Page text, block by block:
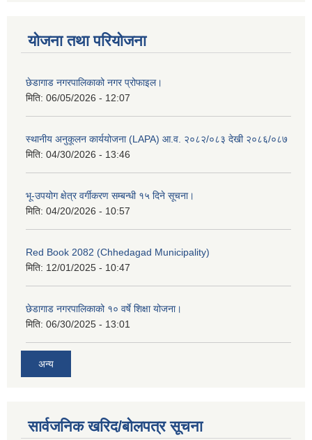
योजना तथा परियोजना
छेडागाड नगरपालिकाको नगर प्रोफाइल।
मिति: 06/05/2026 - 12:07
स्थानीय अनुकूलन कार्ययोजना (LAPA) आ.व. २०८२/०८३ देखी २०८६/०८७
मिति: 04/30/2026 - 13:46
भू-उपयोग क्षेत्र वर्गीकरण सम्बन्धी १५ दिने सूचना।
मिति: 04/20/2026 - 10:57
Red Book 2082 (Chhedagad Municipality)
मिति: 12/01/2025 - 10:47
छेडागाड नगरपालिकाको १० वर्षे शिक्षा योजना।
मिति: 06/30/2025 - 13:01
अन्य
सार्वजनिक खरिद/बोलपत्र सूचना